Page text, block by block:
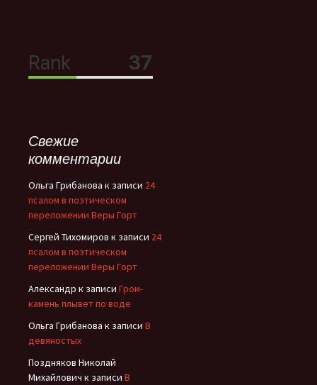
Свежие
комментарии
Ольга Грибанова к записи 24
псалом в поэтическом
переложении Веры Горт
Сергей Тихомиров к записи 24
псалом в поэтическом
переложении Веры Горт
Александр к записи Гром-
камень плывет по воде
Ольга Грибанова к записи В
девяностых
Поздняков Николай
Михайлович к записи В